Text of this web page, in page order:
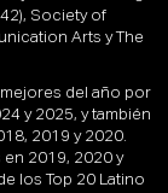
Society of
Arts y The
del año por
y 2025, y también
2019 y 2020.
2019, 2020 y
los Top 20 Latino